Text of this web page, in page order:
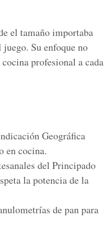
el tamaño importaba
Su enfoque no
profesional a cada
Geográfica
en cocina.
del Principado
la potencia de la
de pan para